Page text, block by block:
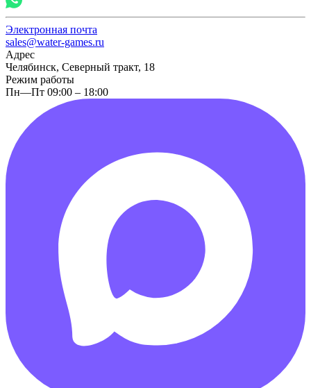
Электронная почта
sales@water-games.ru
Адрес
Челябинск, Северный тракт, 18
Режим работы
Пн—Пт 09:00 – 18:00